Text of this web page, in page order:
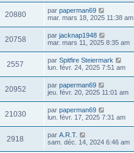
20880 par paperman69
mar. mars 18, 2025 11:38 am
20758 par jacknap1948
mar. mars 11, 2025 8:35 am
2557 par Spitfire Steiermark
lun. févr. 24, 2025 7:51 am
20952 par paperman69
jeu. févr. 20, 2025 11:01 am
21030 par paperman69
lun. févr. 17, 2025 7:31 am
2918 par A.R.T.
sam. déc. 14, 2024 6:46 am